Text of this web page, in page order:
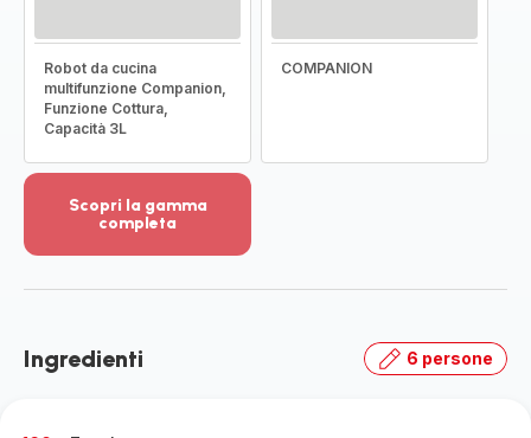
Robot da cucina
multifunzione Companion,
Funzione Cottura,
Capacità 3L
COMPANION
Scopri la gamma
completa
dettagli
la
Ingredienti 6 persone